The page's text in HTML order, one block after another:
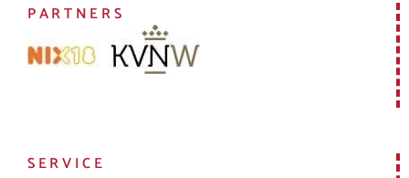
PARTNERS
SERVICE